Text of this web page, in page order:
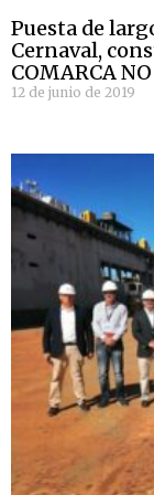
Puesta de
Cernaval,
COMARCA
12 de junio de 2019